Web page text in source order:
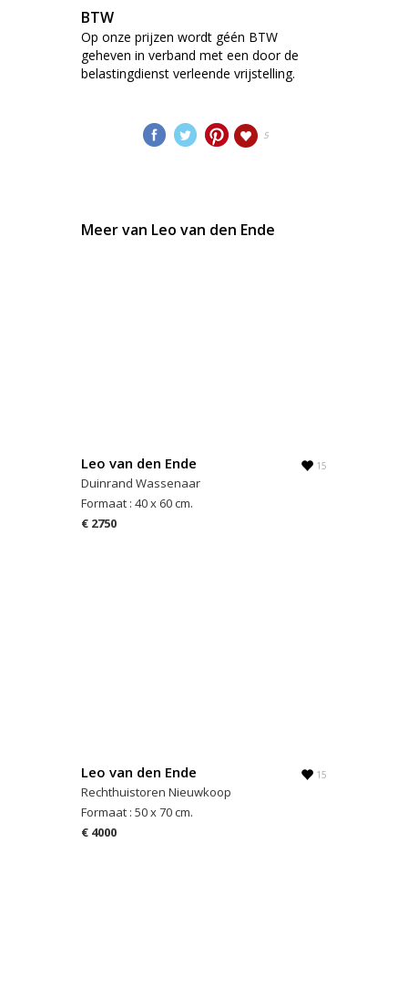
BTW
Op onze prijzen wordt géén BTW
geheven in verband met een door de
belastingdienst verleende vrijstelling.
5
Meer van Leo van den Ende
Leo van den Ende
Duinrand Wassenaar
Formaat : 40 x 60 cm.
€ 2750
15
Leo van den Ende
Rechthuistoren Nieuwkoop
Formaat : 50 x 70 cm.
€ 4000
15